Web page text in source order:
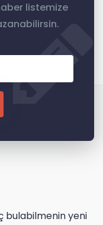
listemize
bulabilmenin yeni